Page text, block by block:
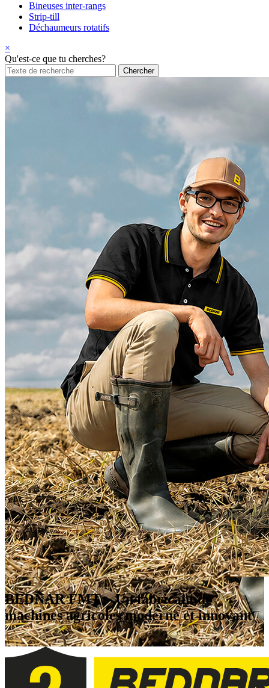
Bineuses inter-rangs
Strip-till
Déchaumeurs rotatifs
×
Qu'est-ce que tu cherches?
BEDNAR FMT– Un fabricant de
machines agricoles moderne et innovant